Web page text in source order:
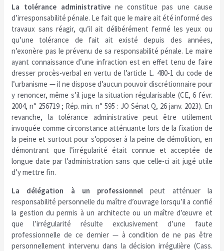
La tolérance administrativene constitue pas une cause
d’irresponsabilité pénale. Le fait que le maire ait été informé des
travaux sans réagir, qu’il ait délibérément fermé les yeux ou
qu’une tolérance de fait ait existé depuis des années,
n’exonère pas le prévenu de sa responsabilité pénale. Le maire
ayant connaissance d’une infraction est en effet tenu de faire
dresser procès-verbal en vertu de l’article L. 480-1 du code de
l’urbanisme — il ne dispose d’aucun pouvoir discrétionnaire pour
y renoncer, même s’il juge la situation régularisable (CE, 6 févr.
2004, n° 256719 ; Rép. min. n° 595 : JO Sénat Q, 26 janv. 2023). En
revanche, la tolérance administrative peut être utilement
invoquée comme circonstance atténuante lors de la fixation de
la peine et surtout pour s’opposer à la peine de démolition, en
démontrant que l’irrégularité était connue et acceptée de
longue date par l’administration sans que celle-ci ait jugé utile
d’y mettre fin.
La délégation à un professionnel peut atténuer la
responsabilité personnelle du maître d’ouvrage lorsqu’il a confié
la gestion du permis à un architecte ou un maître d’œuvre et
que l’irrégularité résulte exclusivement d’une faute
professionnelle de ce dernier — à condition de ne pas être
personnellement intervenu dans la décision irrégulière (Cass.